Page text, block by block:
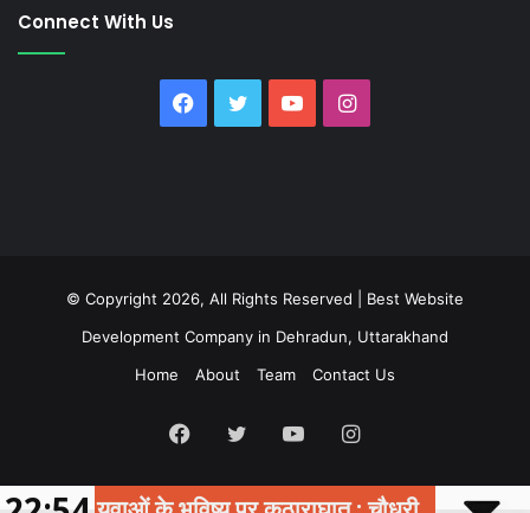
Connect With Us
Facebook
Twitter YouTubeInstagram
© Copyright 2026, All Rights Reserved | Best Website
Development Company in Dehradun, Uttarakhand
Home
About Team Contact Us
Facebook
Twitter YouTubeInstagram